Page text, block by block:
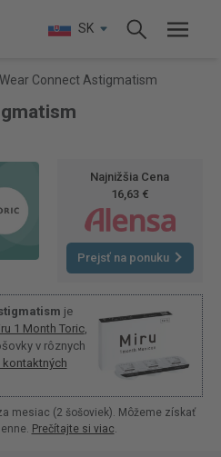
SK
Connect Astigmatism
Najnižšia Cena
16,63 €
Prejsť na ponuku
je
1 Month Toric,
v rôznych
mesiac (2 šošoviek). Môžeme získať
Prečítajte si viac.